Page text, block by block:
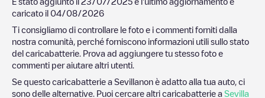
caricato il 04/08/2026
Ti consigliamo di controllare le foto e i commenti forniti dalla
nostra comunità, perché forniscono informazioni utili sullo stato
del caricabatterie. Prova ad aggiungere tu stesso foto e
commenti per aiutare altri utenti.
Se questo caricabatterie a Sevillanon è adatto alla tua auto, ci
sono delle alternative. Puoi cercare altri caricabatterie a Sevilla